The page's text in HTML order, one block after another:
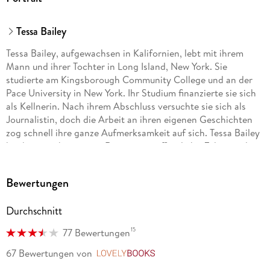
Tessa Bailey
Tessa Bailey, aufgewachsen in Kalifornien, lebt mit ihrem
Mann und ihrer Tochter in Long Island, New York. Sie
studierte am Kingsborough Community College und an der
Pace University in New York. Ihr Studium finanzierte sie sich
als Kellnerin. Nach ihrem Abschluss versuchte sie sich als
Journalistin, doch die Arbeit an ihren eigenen Geschichten
zog schnell ihre ganze Aufmerksamkeit auf sich. Tessa Bailey
hat bereits über vierzig Romane veröffentlicht. Zuletzt gelang
mit über 200 Millionen Abrufen zu einem der beliebtesten
«It happened with you» stand auf Platz 1 der New-York-Times-
Bestsellerliste.
NINA BELLEM ist im Ruhrgebiet geboren und aufgewachsen.
Bewertungen
Durchschnitt
77 Bewertungen15
67 Bewertungen von